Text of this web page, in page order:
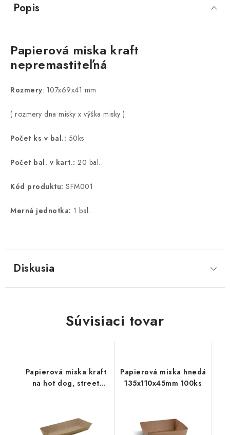
Popis
Papierová miska kraft
nepremastiteľná
Rozmery: 107x69x41 mm
( rozmery dna misky x výška misky )
Počet ks v bal.: 50ks
Počet bal. v kart.: 20 bal.
Kód produktu: SFM001
Merná jednotka: 1 bal.
Diskusia
Súvisiaci tovar
Papierová miska kraft
na hot dog, street
Papierová miska hnedá
135x110x45mm 100ks